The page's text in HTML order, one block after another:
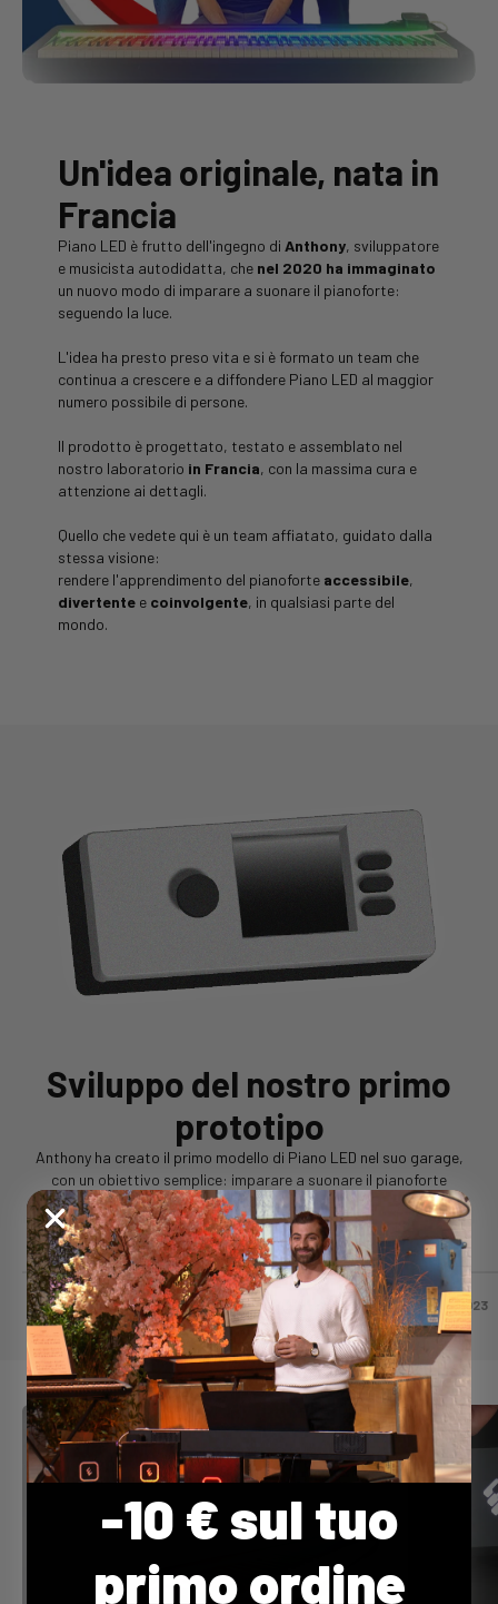
Un'idea originale, nata in
Francia
Piano LED è frutto dell'ingegno di Anthony, sviluppatore
e musicista autodidatta, che nel 2020 ha immaginato
un nuovo modo di imparare a suonare il pianoforte:
seguendo la luce.
L'idea ha presto preso vita e si è formato un team che
continua a crescere e a diffondere Piano LED al maggior
numero possibile di persone.
Il prodotto è progettato, testato e assemblato nel
nostro laboratorio in Francia, con la massima cura e
attenzione ai dettagli.
Quello che vedete qui è un team affiatato, guidato dalla
stessa visione:
rendere l'apprendimento del pianoforte accessibile,
divertente e coinvolgente, in qualsiasi parte del
mondo.
Sviluppo del nostro primo
prototipo
Anthony ha creato il primo modello di Piano LED nel suo garage,
con un obiettivo semplice: imparare a suonare il pianoforte
seguendo la luce.
Vai all'elemento 1
Ottobre 2020 Vai al punto 2
2022, marzo Vai al punto 3
2022, settembre Vai al punto 4
Gennaio 2023
-10 € sul tuo
primo ordine